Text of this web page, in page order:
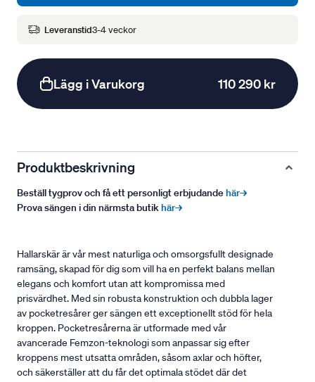
Leveranstid3-4 veckor
Lägg i Varukorg 110 290 kr
Produktbeskrivning
Beställ tygprov och få ett personligt erbjudandehär→
Prova sängen i din närmsta butikhär→
Hallarskär är vår mest naturliga och omsorgsfullt designade
ramsäng, skapad för dig som vill ha en perfekt balans mellan
elegans och komfort utan att kompromissa med
prisvärdhet. Med sin robusta konstruktion och dubbla lager
av pocketresårer ger sängen ett exceptionellt stöd för hela
kroppen. Pocketresårerna är utformade med vår
avancerade Femzon-teknologi som anpassar sig efter
kroppens mest utsatta områden, såsom axlar och höfter,
och säkerställer att du får det optimala stödet där det